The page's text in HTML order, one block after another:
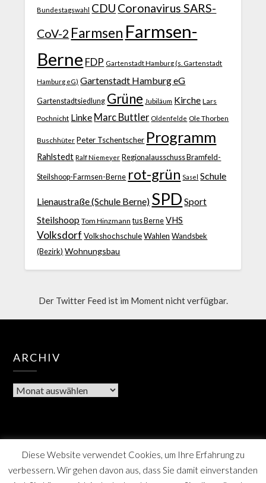
Bundestagswahl CDU Coronavirus SARS-
CoV-2 Farmsen Farmsen-
Berne FDP Gartenstadt Hamburg (s. Gartenstadt
Hamburg eG) Gartenstadt Hamburg eG
Gartenstadtsiedlung Grüne Jubiläum Kirche Lars
Pochnicht Linke Marc Buttler Oldenfelde Ole Thorben
Buschhüter Peter Tschentscher Programm
Rahlstedt Ralf Niemeyer Regionalausschuss Bramfeld-
Steilshoop-Farmsen-Berne rot-grün Sasel Schule
Lienaustraße (Schule Berne) SPD Sport
Steilshoop Tom Hinzmann tus Berne VHS
Volksdorf Volkshochschule Wahlen Wandsbek
(Bezirk) Wohnungsbau
Der Twitter Feed ist im Moment nicht verfügbar.
ARCHIV
Diese Website verwendet Cookies, um Ihre Erfahrung zu
verbessern. Wir gehen davon aus, dass Sie damit einverstanden